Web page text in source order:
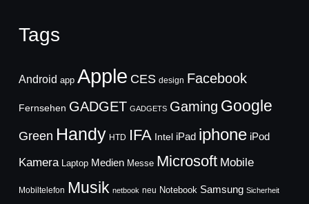
Tags
Android app Apple CES design Facebook
Fernsehen GADGET GADGETS Gaming Google
Green Handy HTD IFA Intel iPad iphone iPod
Kamera Laptop Medien Messe Microsoft Mobile
Mobiltelefon Musik netbook neu Notebook Samsung Sicherheit